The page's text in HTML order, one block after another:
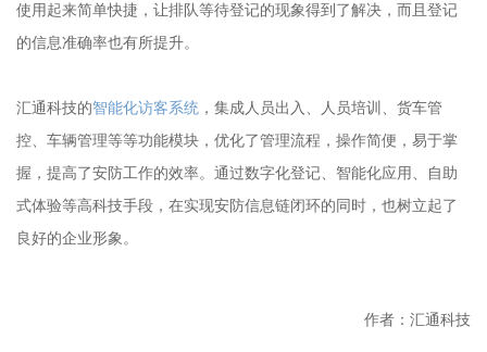
使用起来简单快捷，让排队等待登记的现象得到了解决，而且登记
的信息准确率也有所提升。
汇通科技的智能化访客系统 ，集成人员出入、人员培训、货车管
控、车辆管理等等功能模块，优化了管理流程，操作简便，易于掌
握，提高了安防工作的效率。通过数字化登记、智能化应用、自助
式体验等高科技手段，在实现安防信息链闭环的同时，也树立起了
良好的企业形象。
作者：汇通科技